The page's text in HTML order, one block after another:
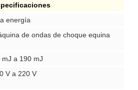
energía
de ondas de choque equina
mJ a 190 mJ
V a 220 V